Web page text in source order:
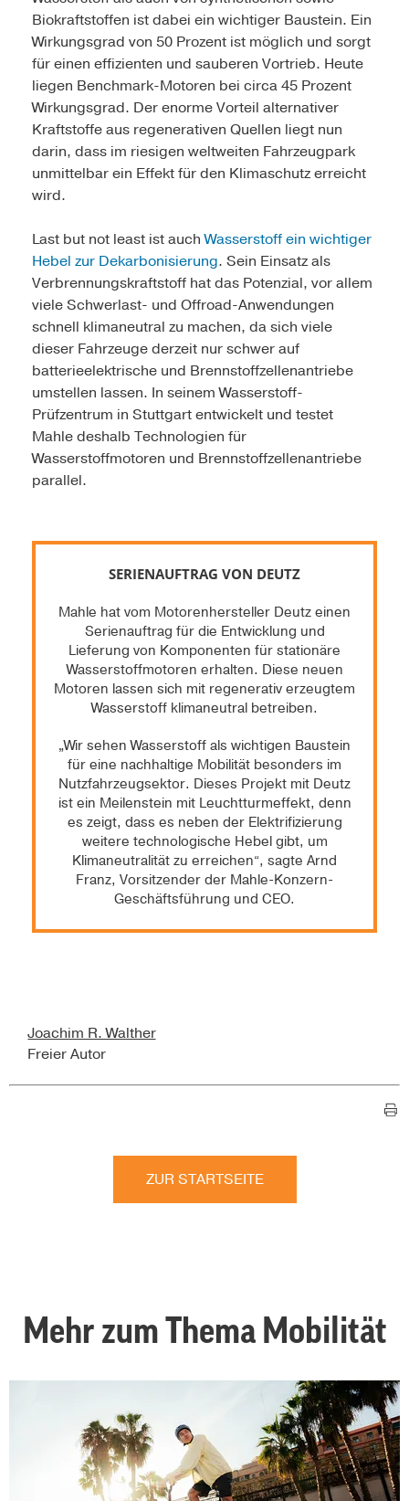
Biokraftstoffen ist dabei ein wichtiger Baustein. Ein
Wirkungsgrad von 50 Prozent ist möglich und sorgt
für einen effizienten und sauberen Vortrieb. Heute
liegen Benchmark-Motoren bei circa 45 Prozent
Wirkungsgrad. Der enorme Vorteil alternativer
Kraftstoffe aus regenerativen Quellen liegt nun
darin, dass im riesigen weltweiten Fahrzeugpark
unmittelbar ein Effekt für den Klimaschutz erreicht
wird.
Last but not least ist auchWasserstoff ein wichtiger
Hebel zur Dekarbonisierung. Sein Einsatz als
Verbrennungskraftstoff hat das Potenzial, vor allem
viele Schwerlast- und Offroad-Anwendungen
schnell klimaneutral zu machen, da sich viele
dieser Fahrzeuge derzeit nur schwer auf
batterieelektrische und Brennstoffzellenantriebe
umstellen lassen. In seinem Wasserstoff-
Prüfzentrum in Stuttgart entwickelt und testet
Mahle deshalb Technologien für
Wasserstoffmotoren und Brennstoffzellenantriebe
parallel.
SERIENAUFTRAG VON DEUTZ
Mahle hat vom Motorenhersteller Deutz einen
Serienauftrag für die Entwicklung und
Lieferung von Komponenten für stationäre
Wasserstoffmotoren erhalten. Diese neuen
Motoren lassen sich mit regenerativ erzeugtem
Wasserstoff klimaneutral betreiben.
„Wir sehen Wasserstoff als wichtigen Baustein
für eine nachhaltige Mobilität besonders im
Nutzfahrzeugsektor. Dieses Projekt mit Deutz
ist ein Meilenstein mit Leuchtturmeffekt, denn
es zeigt, dass es neben der Elektrifizierung
weitere technologische Hebel gibt, um
Klimaneutralität zu erreichen“, sagte Arnd
Franz, Vorsitzender der Mahle-Konzern-
Geschäftsführung und CEO.
Joachim R. Walther
Freier Autor
ZUR STARTSEITE
Mehr zum Thema Mobilität